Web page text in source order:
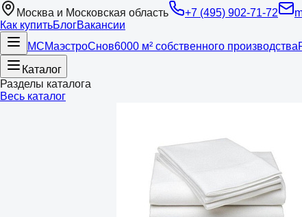
Москва и Московская область +7 (495) 902-71-72
Как купитьБлогВакансии
МСМаэстроСнов6000 м² собственного производства
Каталог
Разделы каталога
Весь каталог